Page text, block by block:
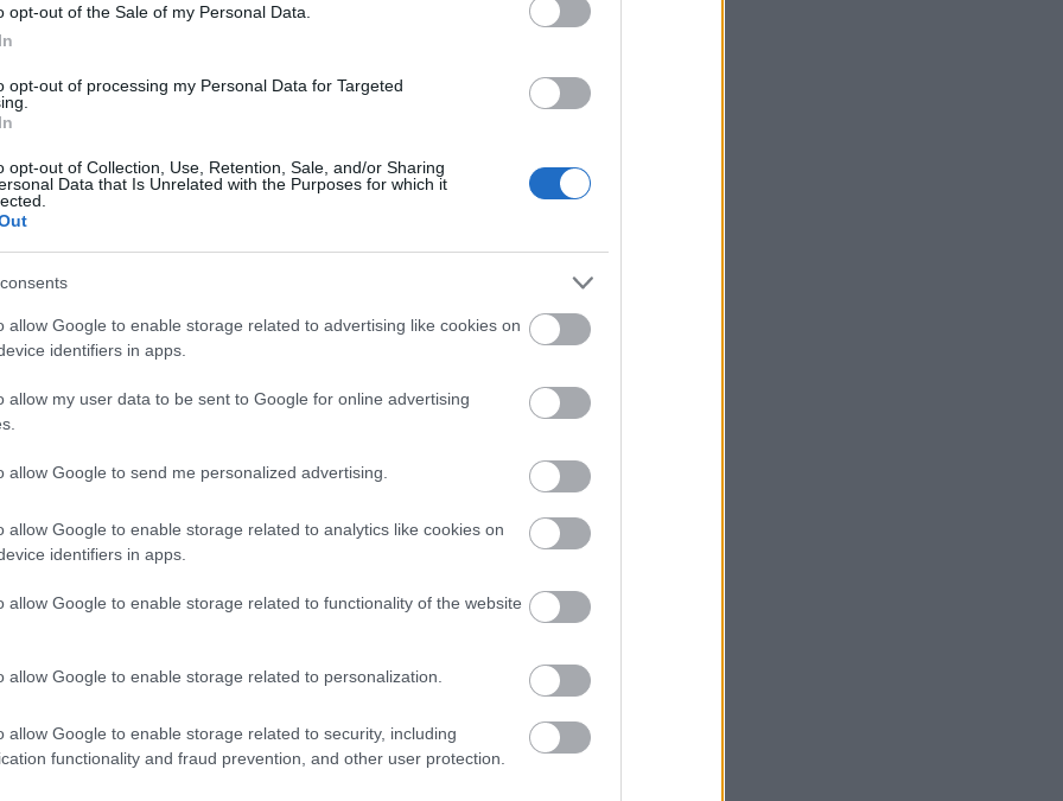
opt-out of the Sale of my Personal Data.
opt-out of processing my Personal Data for Targeted
opt-out of Collection, Use, Retention, Sale, and/or Sharing
Data that Is Unrelated with the Purposes for which it
allow Google to enable storage related to advertising like cookies on
identifiers in apps.
allow my user data to be sent to Google for online advertising
allow Google to send me personalized advertising.
allow Google to enable storage related to analytics like cookies on
identifiers in apps.
allow Google to enable storage related to functionality of the website
allow Google to enable storage related to personalization.
allow Google to enable storage related to security, including
functionality and fraud prevention, and other user protection.
σε τόσες πολλές περιπτώσεις αυτή τη στιγμή.